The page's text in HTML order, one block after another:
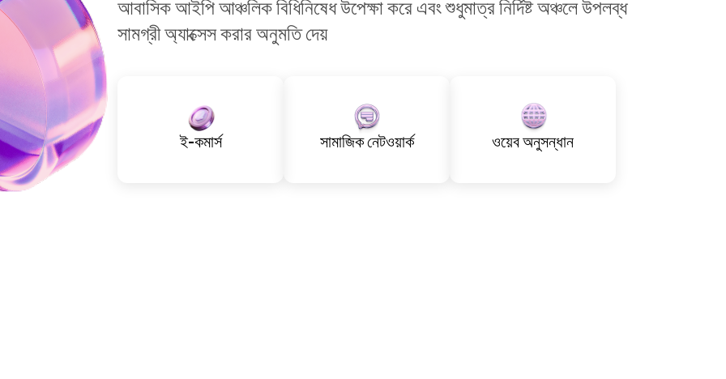
আবাসিক আইপি আঞ্চলিক বিধিনিষেধ উপেক্ষা করে এবং শুধুমাত্র নির্দিষ্ট অঞ্চলে উপলব্ধ
সামগ্রী অ্যাক্সেস করার অনুমতি দেয়
ই-কমার্স সামাজিক নেটওয়ার্ক ওয়েব অনুসন্ধান